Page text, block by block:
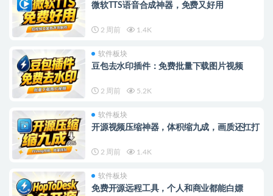
微软TTS语音合成神器，免费又好用
2 周前 1.4K
软件板块
豆包去水印插件：免费批量下载图片视频
2 周前 5.2K
软件板块
开源视频压缩神器，体积缩九成，画质还扛打
2 周前 1.4K
软件板块
免费开源远程工具，个人和商业都能白嫖